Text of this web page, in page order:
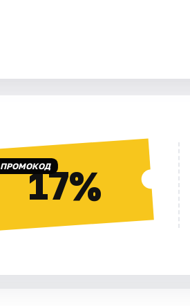
ПРОМОКОД17%